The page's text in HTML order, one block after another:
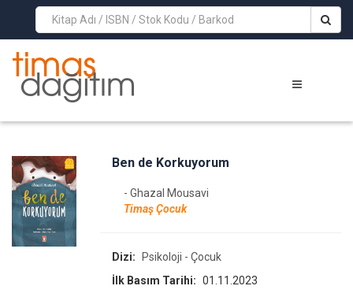
>
Ben de Korkuyorum
- Ghazal Mousavi
Timaş Çocuk
Dizi:
Psikoloji - Çocuk
İlk Basım Tarihi: 01.11.2023